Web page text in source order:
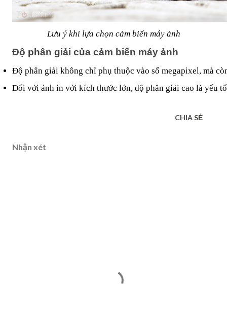
Lưu ý khi lựa chọn cảm biến máy ảnh
Độ phân giải của cảm biến máy ảnh
Độ phân giải không chỉ phụ thuộc vào số megapixel, mà
Đối với ảnh in với kích thước lớn, độ phân giải cao là yếu
CHIA SẺ
Nhận xét